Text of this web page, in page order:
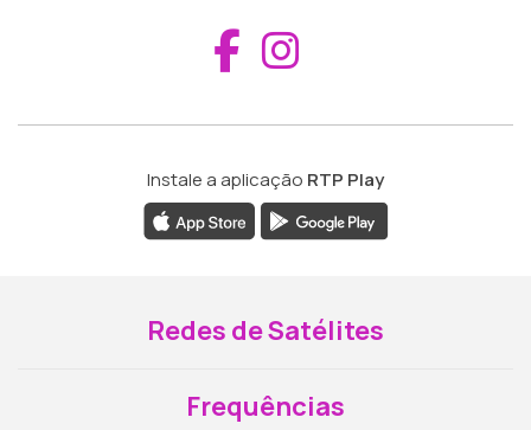
Aceder ao
Instale a aplicação RTP Play
Redes de Satélites
Frequências